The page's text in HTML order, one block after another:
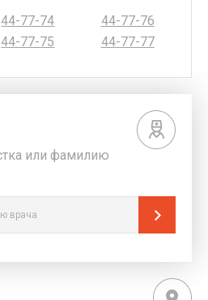
44-77-74
44-77-75
44-77-76
44-77-77
или фамилию